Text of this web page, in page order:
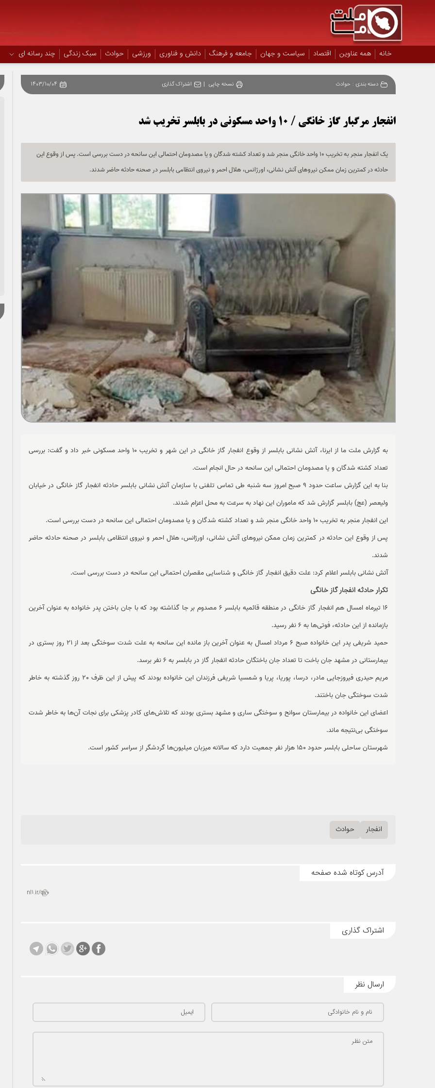
خانه همه عناوین اقتصاد سیاست و جهان جامعه و فرهنگ دانش و فناوری ورزشی حوادث سبک زندگی چند رسانه ای
دسته بندی : حوادث نسخه چاپی | اشتراک گذاری 1403/10/04
انفجار مرگبار گاز خانگی / 10 واحد مسکونی در بابلسر تخریب شد
یک انفجار منجر به تخریب 10 واحد خانگی منجر شد و تعداد کشته شدگان و یا مصدومان احتمالی این سانحه در دست بررسی است. پس از وقوع این
حادثه در کمترین زمان ممکن نیرو‌های آتش نشانی، اورژانس، هلال احمر و نیروی انتظامی بابلسر در صحنه حادثه حاضر شدند.
به گزارش ملت ما از ایرنا، آتش نشانی بابلسر از وقوع انفجار گاز خانگی در این شهر و تخریب 10 واحد مسکونی خبر داد و گفت: بررسی
تعداد کشته شدگان و یا مصدومان احتمالی این سانحه در حال انجام است.
بنا به این گزارش ساعت حدود 9 صبح امروز سه شنبه طی تماس تلفنی با سازمان آتش نشانی بابلسر حادثه انفجار گاز خانگی در خیابان
ولیعصر (عج) بابلسر گزارش شد که ماموران این نهاد به سرعت به محل اعزام شدند.
این انفجار منجر به تخریب 10 واحد خانگی منجر شد و تعداد کشته شدگان و یا مصدومان احتمالی این سانحه در دست بررسی است.
پس از وقوع این حادثه در کمترین زمان ممکن نیروهای آتش نشانی، اورژانس، هلال احمر و نیروی انتظامی بابلسر در صحنه حادثه حاضر
شدند.
آتش نشانی بابلسر اعلام کرد: علت دقیق انفجار گاز خانگی و شناسایی مقصران احتمالی این سانحه در دست بررسی است.
تکرار حادثه انفجار گاز خانگی
16 تیرماه امسال هم انفجار گاز خانگی در منطقه قائمیه بابلسر 6 مصدوم بر جا گذاشته بود که با جان باختن پدر خانواده به عنوان آخرین
بازمانده از این حادثه، فوتی‌ها به 6 نفر رسید.
حمید شریفی پدر این خانواده صبح 6 مرداد امسال به عنوان آخرین باز مانده این سانحه به علت شدت سوختگی بعد از 21 روز بستری در
بیمارستانی در مشهد جان باخت تا تعداد جان باختگان حادثه انفجار گاز در بابلسر به 6 نفر برسد.
مریم حیدری فیروزجایی مادر، درسا، پوریا، پریا و شمسیا شریفی فرزندان این خانواده بودند که پیش از این ظرف 20 روز گذشته به خاطر
شدت سوختگی جان باختند.
اعضای این خانواده در بیمارستان سوانح و سوختگی ساری و مشهد بستری بودند که تلاش‌های کادر پزشکی برای نجات آن‌ها به خاطر شدت
سوختگی بی‌نتیجه ماند.
شهرستان ساحلی بابلسر حدود 150 هزار نفر جمعیت دارد که سالانه میزبان میلیون‌ها گردشگر از سراسر کشور است.
انفجار حوادث
آدرس کوتاه شده صفحه
nl1.ir/qv0
اشتراک گذاری
ارسال نظر
نام و نام خانوادگی ایمیل
متن نظر